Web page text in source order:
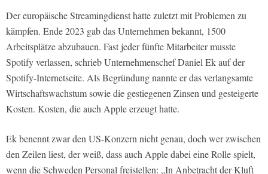
Der europäische Streamingdienst hatte zuletzt mit Problemen zu
kämpfen. Ende 2023 gab das Unternehmen bekannt, 1500
Arbeitsplätze abzubauen. Fast jeder fünfte Mitarbeiter musste
Spotify verlassen, schrieb Unternehmenschef Daniel Ek auf der
Spotify-Internetseite. Als Begründung nannte er das verlangsamte
Wirtschaftswachstum sowie die gestiegenen Zinsen und gesteigerte
Kosten. Kosten, die auch Apple erzeugt hatte.
Ek benennt zwar den US-Konzern nicht genau, doch wer zwischen
den Zeilen liest, der weiß, dass auch Apple dabei eine Rolle spielt,
wenn die Schweden Personal freistellen: „In Anbetracht der Kluft